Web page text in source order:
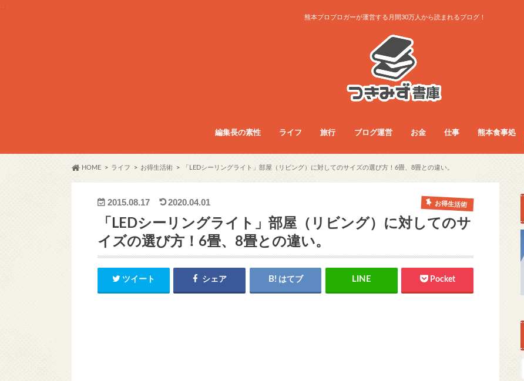
熊本プロブロガーが運営する月間30万人から読まれるブログ！
編集長の素性 ライフ
ライフ
お得生活術
グッズレビュー
コラム
サービス
ダイエット
ファッション
フード
旅行
旅行総合
旅行術
旅行記
ブログ運営
ブログ運営
アクセス・収益
ノウハウ
お金
お金
フリーランス
副業
仕事
仕事総合
人間関係
仕事術
働き方
医療・看護師
熊本食事処
食事総合
モーニング
ランチ
夜ご飯
カフェ
居酒屋・BAR
パン屋
ラーメン
まとめ
HOME ライフ お得生活術 「LEDシーリングライト」部屋（リビング）に対してのサイズの選び方！6畳、8畳との違い。
2015.08.17 2020.04.01 お得生活術
「LEDシーリングライト」部屋（リビング）に対してのサ
イズの選び方！6畳、8畳との違い。
ツイート シェア はてブ Pocket